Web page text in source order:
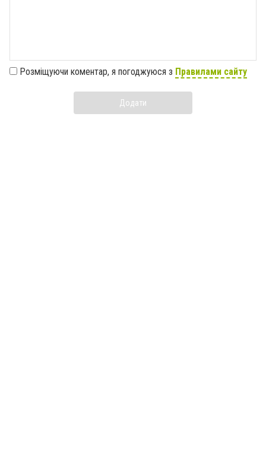
Розміщуючи коментар, я погоджуюся з Правилами сайту
Додати